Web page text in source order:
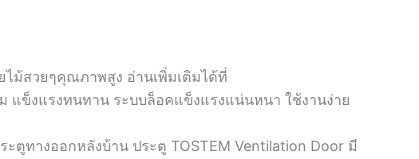
ไม้สวยๆคุณภาพสูง อ่านเพิ่มเติมได้ที่
แข็งแรงทนทาน ระบบล็อคแข็งแรงแน่นหนา ใช้งานง่าย
ะตูทางออกหลังบ้าน ประตู TOSTEM Ventilation Door มี